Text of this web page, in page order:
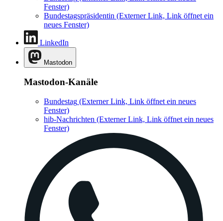
Fenster)
Bundestagspräsidentin (Externer Link, Link öffnet ein
neues Fenster)
LinkedIn
Mastodon
Mastodon-Kanäle
Bundestag (Externer Link, Link öffnet ein neues
Fenster)
hib-Nachrichten (Externer Link, Link öffnet ein neues
Fenster)